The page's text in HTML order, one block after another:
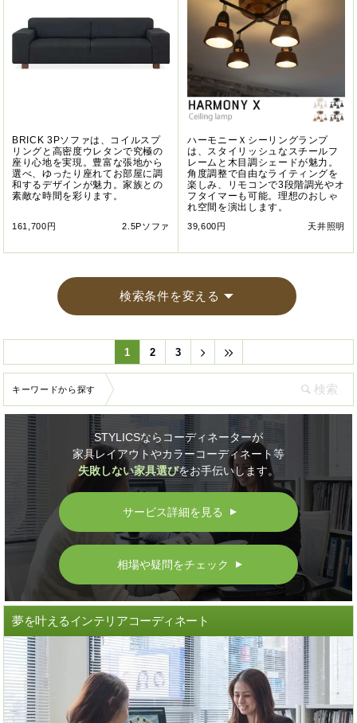
BRICK 3Pソファは、コイルスプ
リングと高密度ウレタンで究極の
座り心地を実現。豊富な張地から
選べ、ゆったり座れてお部屋に調
和するデザインが魅力。家族との
素敵な時間を彩ります。
161,700円 2.5Pソファ
ハーモニーＸシーリングランプ
は、スタイリッシュなスチールフ
レームと木目調シェードが魅力。
角度調整で自由なライティングを
楽しみ、リモコンで3段階調光やオ
フタイマーも可能。理想のおしゃ
れ空間を演出します。
39,600円 天井照明
検索条件を変える
1 2 3
キーワードから探す
STYLICSならコーディネーターが
家具レイアウトやカラーコーディネート等
失敗しない家具選びをお手伝いします。
サービス詳細を見る ▲
相場や疑問をチェック ▲
夢を叶えるインテリアコーディネート